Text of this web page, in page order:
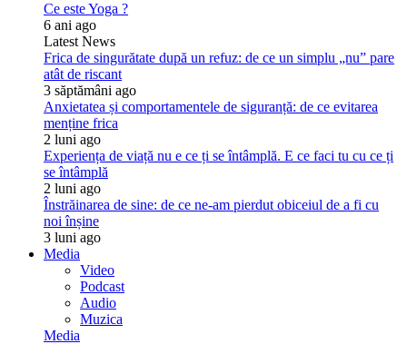
Ce este Yoga ?
6 ani ago
Latest News
Frica de singurătate după un refuz: de ce un simplu „nu” pare
atât de riscant
3 săptămâni ago
Anxietatea și comportamentele de siguranță: de ce evitarea
menține frica
2 luni ago
Experiența de viață nu e ce ți se întâmplă. E ce faci tu cu ce ți
se întâmplă
2 luni ago
Înstrăinarea de sine: de ce ne-am pierdut obiceiul de a fi cu
noi înșine
3 luni ago
Media
Video
Podcast
Audio
Muzica
Media